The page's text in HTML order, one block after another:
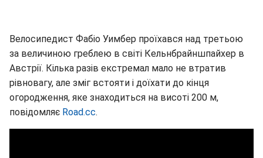
Велосипедист Фабіо Уимбер проїхався над третьою
за величиною греблею в світі Кельнбрайншпайхер в
Австрії. Кілька разів екстремал мало не втратив
рівновагу, але зміг встояти і доїхати до кінця
огородження, яке знаходиться на висоті 200 м,
повідомляє Road.cc.